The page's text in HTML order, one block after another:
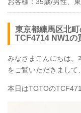
東京都練馬区北
TCF4714 NW1の
みなさまこんにちは。
をご覧いただきまして
本日はTOTOの